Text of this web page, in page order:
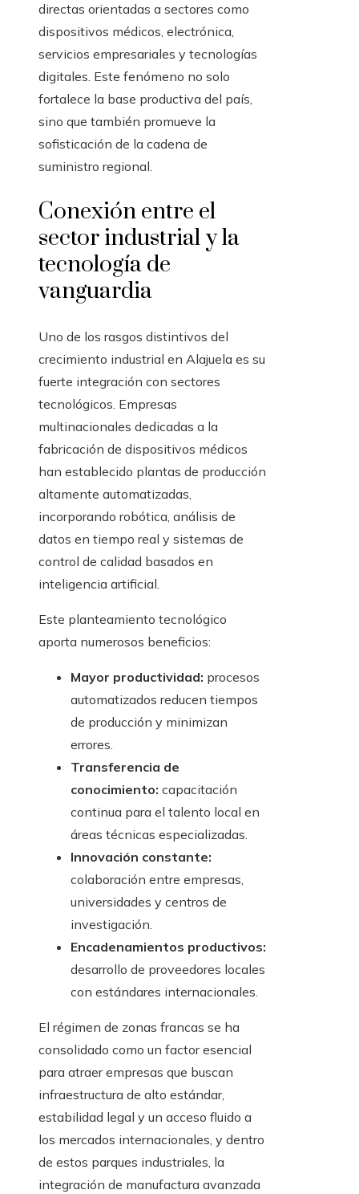
directas orientadas a sectores como
dispositivos médicos, electrónica,
servicios empresariales y tecnologías
digitales. Este fenómeno no solo
fortalece la base productiva del país,
sino que también promueve la
sofisticación de la cadena de
suministro regional.
Conexión entre el
sector industrial y la
tecnología de
vanguardia
Uno de los rasgos distintivos del
crecimiento industrial en Alajuela es su
fuerte integración con sectores
tecnológicos. Empresas
multinacionales dedicadas a la
fabricación de dispositivos médicos
han establecido plantas de producción
altamente automatizadas,
incorporando robótica, análisis de
datos en tiempo real y sistemas de
control de calidad basados en
inteligencia artificial.
Este planteamiento tecnológico
aporta numerosos beneficios:
Mayor productividad: procesos
automatizados reducen tiempos
de producción y minimizan
errores.
Transferencia de
conocimiento: capacitación
continua para el talento local en
áreas técnicas especializadas.
Innovación constante:
colaboración entre empresas,
universidades y centros de
investigación.
Encadenamientos productivos:
desarrollo de proveedores locales
con estándares internacionales.
El régimen de zonas francas se ha
consolidado como un factor esencial
para atraer empresas que buscan
infraestructura de alto estándar,
estabilidad legal y un acceso fluido a
los mercados internacionales, y dentro
de estos parques industriales, la
integración de manufactura avanzada